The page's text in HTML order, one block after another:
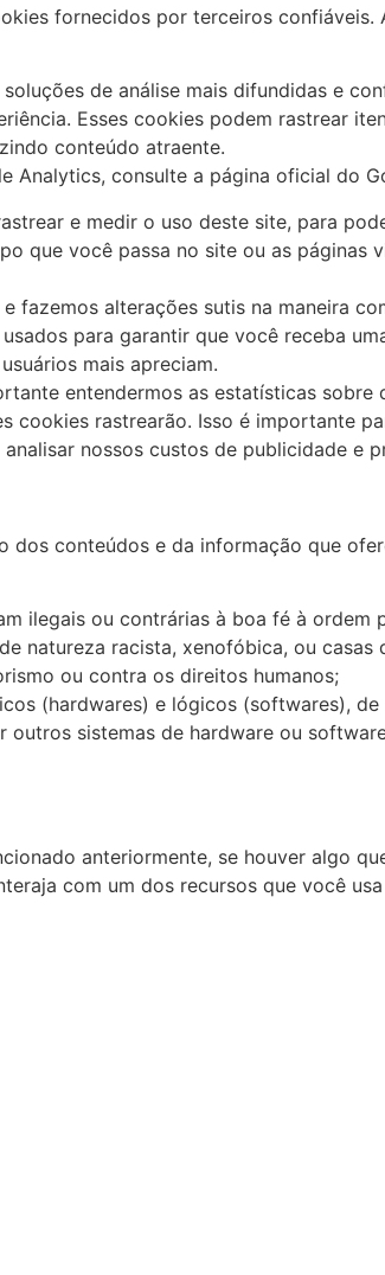
fornecidos por terceiros
de análise mais difundidas e
Esses cookies podem rastrear
conteúdo atraente.
Analytics, consulte a página oficial do
e medir o uso deste site, para
que você passa no site ou as páginas
fazemos alterações sutis na maneira
​​para garantir que você receba
mais apreciam.
entendermos as estatísticas
cookies rastrearão. Isso é importante
nossos custos de publicidade e
dos conteúdos e da informação que
ilegais ou contrárias à boa fé à ordem
natureza racista, xenofóbica, ou
ou contra os direitos humanos;
(hardwares) e lógicos (softwares),
sistemas de hardware ou
anteriormente, se houver algo
com um dos recursos que você